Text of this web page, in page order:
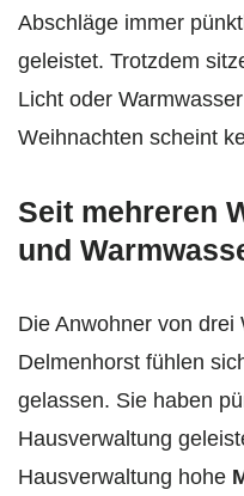
Abschläge immer
geleistet. Trotzdem
Licht oder
Weihnachten scheint
Seit mehreren
und
Die Anwohner von drei
Delmenhorst fühlen
gelassen. Sie haben
Hausverwaltung
Hausverwaltung hohe